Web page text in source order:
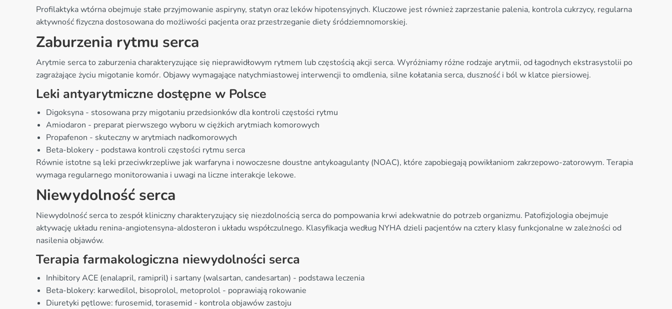
Profilaktyka wtórna obejmuje stałe przyjmowanie aspiryny, statyn oraz leków hipotensyjnych. Kluczowe jest również zaprzestanie palenia, kontrola cukrzycy, regularna
aktywność fizyczna dostosowana do możliwości pacjenta oraz przestrzeganie diety śródziemnomorskiej.
Zaburzenia rytmu serca
Arytmie serca to zaburzenia charakteryzujące się nieprawidłowym rytmem lub częstością akcji serca. Wyróżniamy różne rodzaje arytmii, od łagodnych ekstrasystolii po
zagrażające życiu migotanie komór. Objawy wymagające natychmiastowej interwencji to omdlenia, silne kołatania serca, duszność i ból w klatce piersiowej.
Leki antyarytmiczne dostępne w Polsce
Digoksyna - stosowana przy migotaniu przedsionków dla kontroli częstości rytmu
Amiodaron - preparat pierwszego wyboru w ciężkich arytmiach komorowych
Propafenon - skuteczny w arytmiach nadkomorowych
Beta-blokery - podstawa kontroli częstości rytmu serca
Równie istotne są leki przeciwkrzepliwe jak warfaryna i nowoczesne doustne antykoagulanty (NOAC), które zapobiegają powikłaniom zakrzepowo-zatorowym. Terapia
wymaga regularnego monitorowania i uwagi na liczne interakcje lekowe.
Niewydolność serca
Niewydolność serca to zespół kliniczny charakteryzujący się niezdolnością serca do pompowania krwi adekwatnie do potrzeb organizmu. Patofizjologia obejmuje
aktywację układu renina-angiotensyna-aldosteron i układu współczulnego. Klasyfikacja według NYHA dzieli pacjentów na cztery klasy funkcjonalne w zależności od
nasilenia objawów.
Terapia farmakologiczna niewydolności serca
Inhibitory ACE (enalapril, ramipril) i sartany (walsartan, candesartan) - podstawa leczenia
Beta-blokery: karwedilol, bisoprolol, metoprolol - poprawiają rokowanie
Diuretyki pętlowe: furosemid, torasemid - kontrola objawów zastoju